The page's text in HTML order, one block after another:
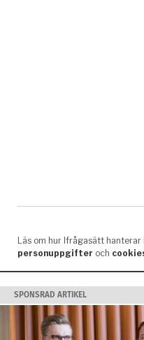
SPONSRAD ARTIKEL